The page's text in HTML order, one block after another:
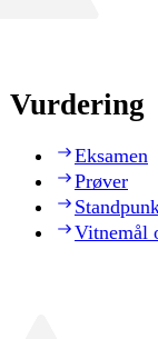
Vurdering
Eksamen
Prøver
Vitnemål